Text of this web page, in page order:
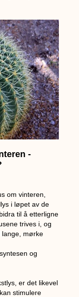
-
om vinteren,
i løpet av de
til å etterligne
trives i, og
mørke
og
er det likevel
stimulere